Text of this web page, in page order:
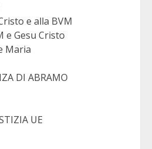
e alla BVM
e Gesu Cristo
Maria
DI ABRAMO
UE